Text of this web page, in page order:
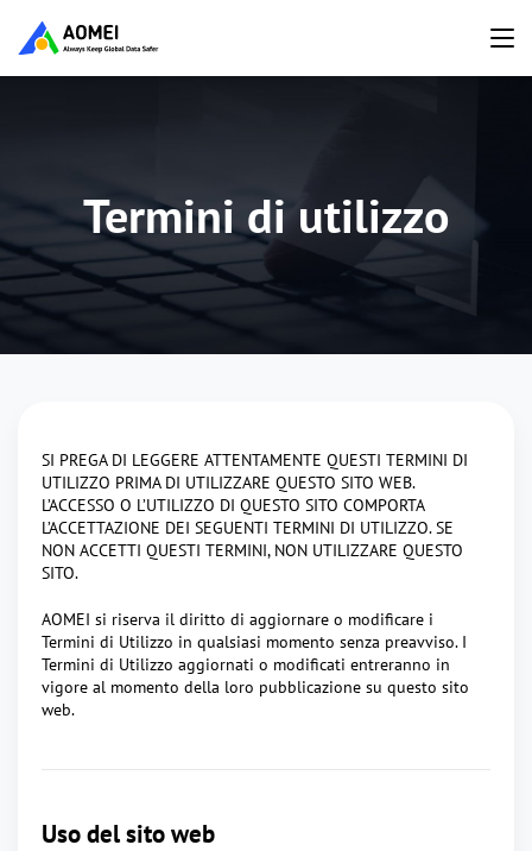
Termini di utilizzo
SI PREGA DI LEGGERE ATTENTAMENTE QUESTI TERMINI DI
UTILIZZO PRIMA DI UTILIZZARE QUESTO SITO WEB.
L’ACCESSO O L’UTILIZZO DI QUESTO SITO COMPORTA
L’ACCETTAZIONE DEI SEGUENTI TERMINI DI UTILIZZO. SE
NON ACCETTI QUESTI TERMINI, NON UTILIZZARE QUESTO
SITO.
AOMEI si riserva il diritto di aggiornare o modificare i
Termini di Utilizzo in qualsiasi momento senza preavviso. I
Termini di Utilizzo aggiornati o modificati entreranno in
vigore al momento della loro pubblicazione su questo sito
web.
Uso del sito web